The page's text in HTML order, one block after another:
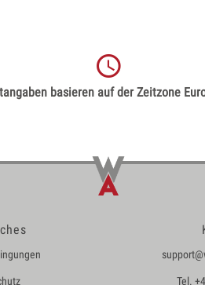
basieren auf der Zeitzone
Tel.